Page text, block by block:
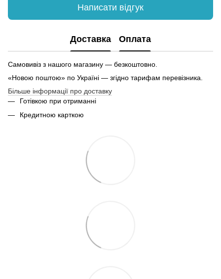
Написати відгук
Доставка Оплата
Самовивіз з нашого магазину — безкоштовно.
«Новою поштою» по Україні — згідно тарифам перевізника.
Більше інформації про доставку
Готівкою при отриманні
Кредитною карткою